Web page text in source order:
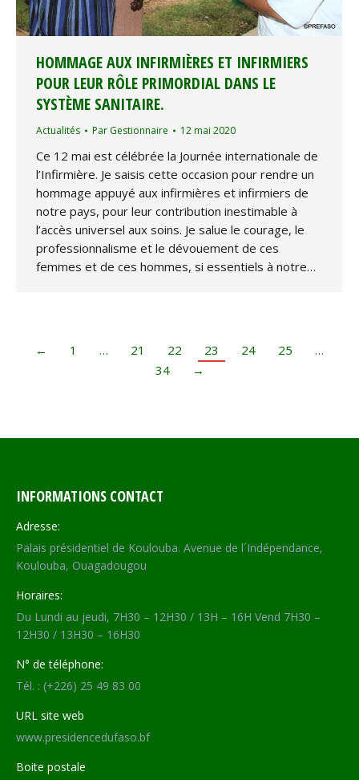
HOMMAGE AUX INFIRMIÈRES ET INFIRMIERS
POUR LEUR RÔLE PRIMORDIAL DANS LE
SYSTÈME SANITAIRE.
Actualités Par Gestionnaire 12 mai 2020
Ce 12 mai est célébrée la Journée internationale de
l’Infirmière. Je saisis cette occasion pour rendre un
hommage appuyé aux infirmières et infirmiers de
notre pays, pour leur contribution inestimable à
l’accès universel aux soins. Je salue le courage, le
professionnalisme et le dévouement de ces
femmes et de ces hommes, si essentiels à notre…
← 1 … 21 22 23 24 25
…
34
→
INFORMATIONS CONTACT
Adresse:
Palais présidentiel de Koulouba. Avenue de l´Indépendance,
Koulouba, Ouagadougou
Horaires:
Du Lundi au jeudi, 7H30 – 12H30 / 13H – 16H Vend 7H30 –
12H30 / 13H30 – 16H30
N° de téléphone:
Tél. : (+226) 25 49 83 00
URL site web
www.presidencedufaso.bf
Boite postale